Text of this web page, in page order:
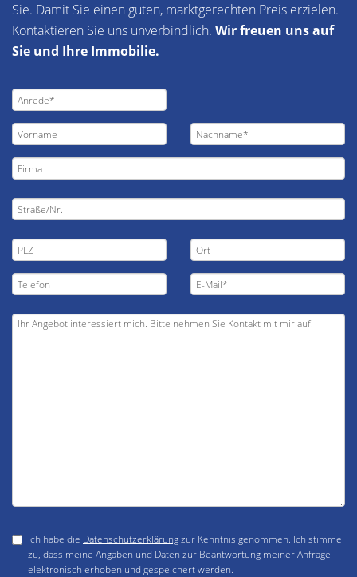
Sie. Damit Sie einen guten, marktgerechten Preis erzielen.
Kontaktieren Sie uns unverbindlich. Wir freuen uns auf
Sie und Ihre Immobilie.
Ich habe die Datenschutzerklärungzur Kenntnis genommen. Ich stimme
zu, dass meine Angaben und Daten zur Beantwortung meiner Anfrage
elektronisch erhoben und gespeichert werden.